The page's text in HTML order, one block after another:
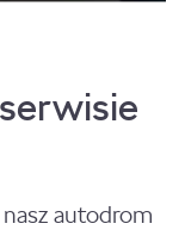
autodrom